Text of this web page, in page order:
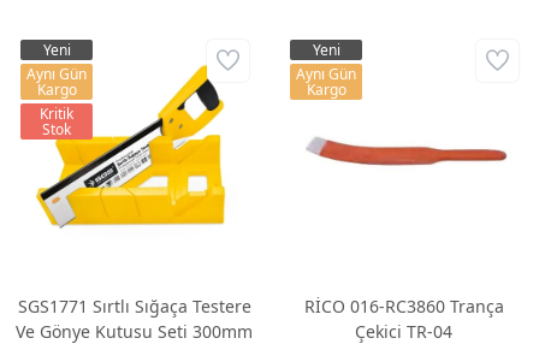
SGS1771 Sırtlı Sığaça Testere
Ve Gönye Kutusu Seti 300mm
Yeni
Aynı Gün
Kargo
Kritik
Stok
RİCO 016-RC3860 Trança
Çekici TR-04
Yeni
Aynı Gün
Kargo